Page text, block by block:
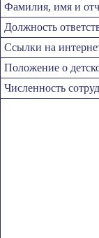
Фамилия, имя и
Должность
Ссылки на
Положение о
Численность